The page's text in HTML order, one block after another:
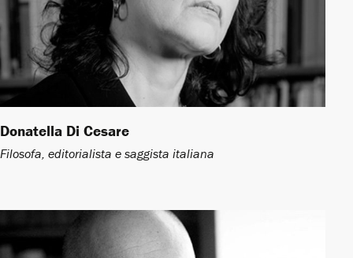
Donatella Di Cesare ​
Filosofa, editorialista e saggista italiana